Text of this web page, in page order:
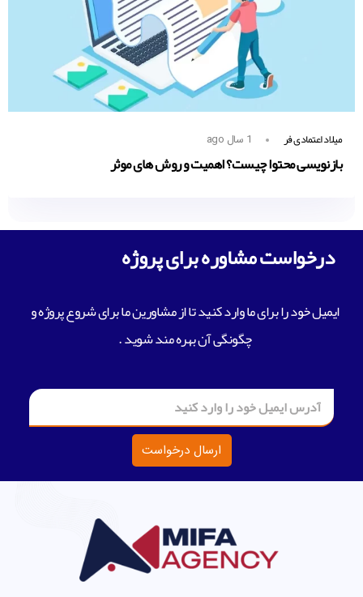
میلاد اعتمادی فر 1 سال ago
بازنویسی محتوا چیست؟ اهمیت و روش های موثر
درخواست مشاوره برای پروژه
ایمیل خود را برای ما وارد کنید تا از مشاورین ما برای شروع پروژه و
چگونگی آن بهره مند شوید .
ارسال درخواست